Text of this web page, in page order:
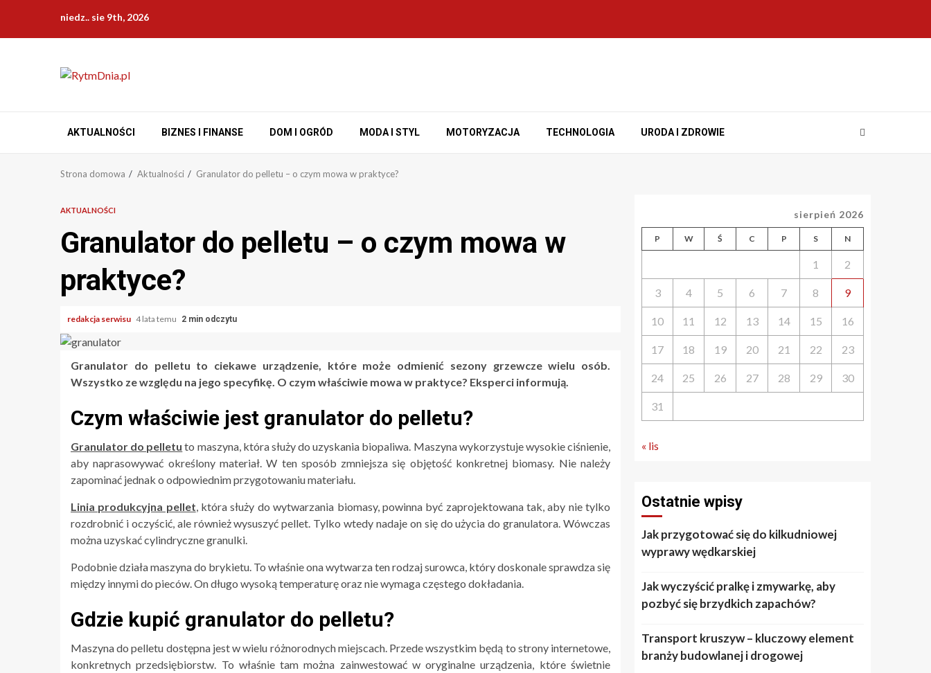
treści
niedz.. sie 9th, 2026
AKTUALNOŚCI BIZNES I FINANSE DOM I OGRÓD MODA I STYL MOTORYZACJA TECHNOLOGIA URODA I ZDROWIE
Strona domowa Aktualności Granulator do pelletu – o czym mowa w praktyce?
AKTUALNOŚCI
Granulator do pelletu – o czym mowa w
praktyce?
redakcja serwisu 4 lata temu 2 min odczytu
Granulator do pelletu to ciekawe urządzenie, które może odmienić sezony grzewcze wielu osób.
Wszystko ze względu na jego specyfikę. O czym właściwie mowa w praktyce? Eksperci informują.
Czym właściwie jest granulator do pelletu?
Granulator do pelletu to maszyna, która służy do uzyskania biopaliwa. Maszyna wykorzystuje wysokie ciśnienie,
aby naprasowywać określony materiał. W ten sposób zmniejsza się objętość konkretnej biomasy. Nie należy
zapominać jednak o odpowiednim przygotowaniu materiału.
Linia produkcyjna pellet, która służy do wytwarzania biomasy, powinna być zaprojektowana tak, aby nie tylko
rozdrobnić i oczyścić, ale również wysuszyć pellet. Tylko wtedy nadaje on się do użycia do granulatora. Wówczas
można uzyskać cylindryczne granulki.
Podobnie działa maszyna do brykietu. To właśnie ona wytwarza ten rodzaj surowca, który doskonale sprawdza się
między innymi do pieców. On długo wysoką temperaturę oraz nie wymaga częstego dokładania.
Gdzie kupić granulator do pelletu?
Maszyna do pelletu dostępna jest w wielu różnorodnych miejscach. Przede wszystkim będą to strony internetowe,
konkretnych przedsiębiorstw. To właśnie tam można zainwestować w oryginalne urządzenia, które świetnie
sierpień 2026
P W Ś C P S N
1 2
3 4 5 6 7 8 9
10 11 12 13 14 15 16
17 18 19 20 21 22 23
24 25 26 27 28 29 30
31
« lis
Ostatnie wpisy
Jak przygotować się do kilkudniowej
wyprawy wędkarskiej
Jak wyczyścić pralkę i zmywarkę, aby
pozbyć się brzydkich zapachów?
Transport kruszyw – kluczowy element
branży budowlanej i drogowej